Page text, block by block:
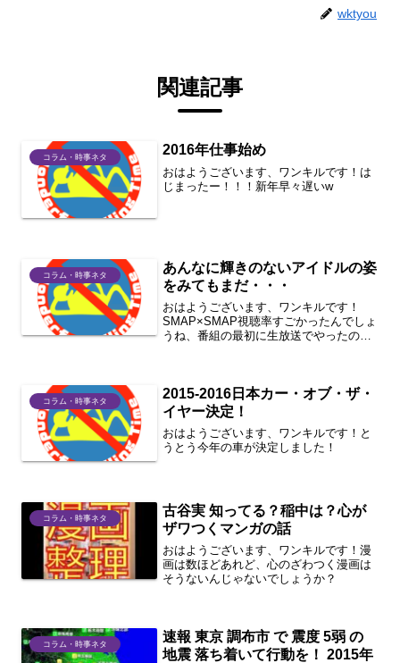
wktyou
関連記事
コラム・時事ネタ 2016年仕事始め
おはようございます、ワンキルです！は
じまったー！！！新年早々遅いw
コラム・時事ネタ
あんなに輝きのないアイドルの姿
をみてもまだ・・・
おはようございます、ワンキルです！
SMAP×SMAP視聴率すごかったんでしょ
うね、番組の最初に生放送でやったのは
コラム・時事ネタ
2015-2016日本カー・オブ・ザ・
イヤー決定！
おはようございます、ワンキルです！と
うとう今年の車が決定しました！
コラム・時事ネタ
古谷実 知ってる？稲中は？心が
ザワつくマンガの話
おはようございます、ワンキルです！漫
画は数ほどあれど、心のざわつく漫画は
そうないんじゃないでしょうか？
コラム・時事ネタ
速報 東京 調布市 で 震度 5弱 の
地震 落ち着いて行動を！ 2015年